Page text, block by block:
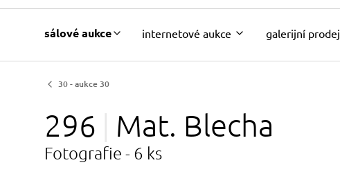
sálové aukce internetové aukce galerijní prodej
30 - aukce 30
296 Mat. Blecha
Fotografie - 6 ks